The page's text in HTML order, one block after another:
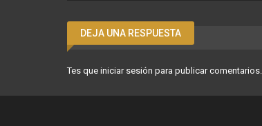
DEJA UNA RESPUESTA
Tes que iniciar sesión para publicar comentarios.